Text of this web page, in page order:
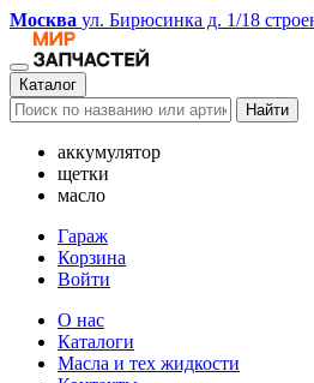
Москва ул. Бирюсинка д. 1/18
Каталог
Найти
аккумулятор
щетки
масло
Гараж
Корзина
Войти
О нас
Каталоги
Масла и тех жидкости